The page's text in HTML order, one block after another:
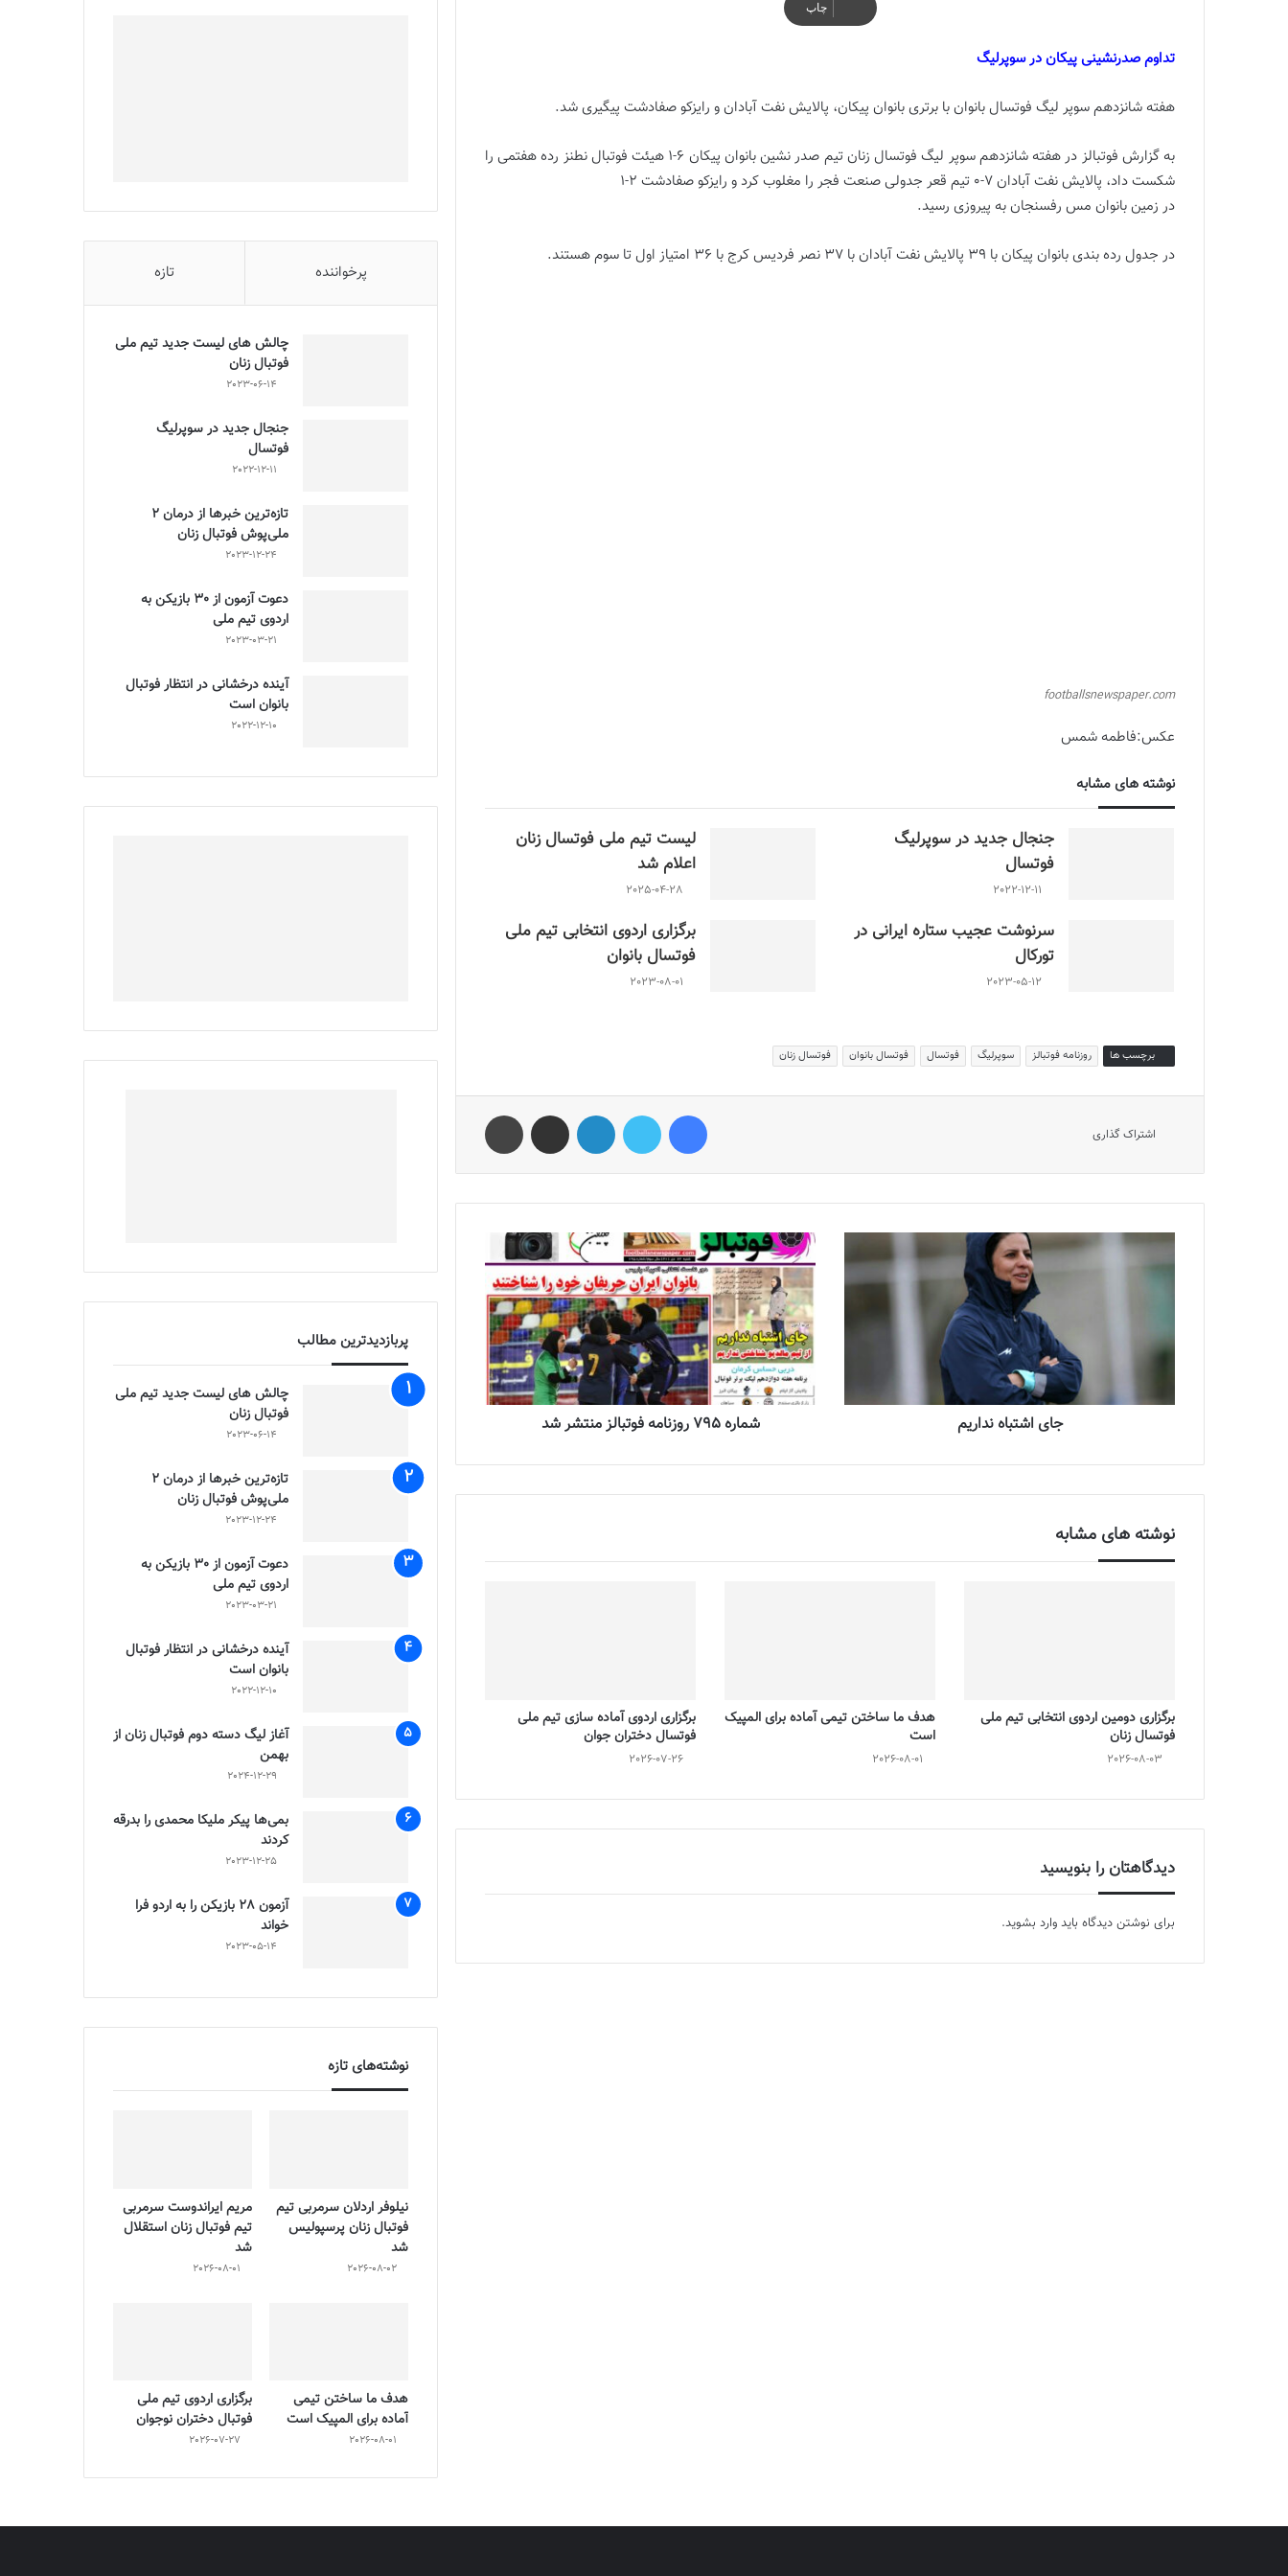
چاپ
تداوم صدرنشینی پیکان در سوپرلیگ
هفته شانزدهم سوپر لیگ فوتسال بانوان با برتری بانوان پیکان، پالایش نفت آبادان و رایزکو صفادشت پیگیری شد.
به گزارش فوتبالز در هفته شانزدهم سوپر لیگ فوتسال زنان تیم صدر نشین بانوان پیکان ۶-۱ هیئت فوتبال نطنز رده هفتمی را
شکست داد، پالایش نفت آبادان ۷-۰ تیم قعر جدولی صنعت فجر را مغلوب کرد و رایزکو صفادشت ۲-۱
در زمین بانوان مس رفسنجان به پیروزی رسید.
در جدول رده بندی بانوان پیکان با ۳۹ پالایش نفت آبادان با ۳۷ نصر فردیس کرج با ۳6 امتیاز اول تا سوم هستند.
footballsnewspaper.com
عکس:فاطمه شمس
نوشته های مشابه
جنجال جدید در سوپرلیگ
فوتسال
2022-12-11
لیست تیم ملی فوتسال زنان
اعلام شد
2025-04-28
سرنوشت عجیب ستاره ایرانی در
تورکال
2023-05-12
برگزاری اردوی انتخابی تیم ملی
فوتسال بانوان
2023-08-01
برچسب ها روزنامه فوتبالز سوپرلیگ فوتسال فوتسال بانوان فوتسال زنان
اشتراک گذاری
جای اشتباه نداریم شماره 795 روزنامه فوتبالز منتشر شد
نوشته های مشابه
برگزاری دومین اردوی انتخابی تیم ملی
فوتسال زنان
2026-08-03
هدف ما ساختن تیمی آماده برای المپیک
است
2026-08-01
برگزاری اردوی آماده سازی تیم ملی
فوتسال دختران جوان
2026-07-26
دیدگاهتان را بنویسید
برای نوشتن دیدگاه باید وارد بشوید.
پرخواننده تازه
چالش هاى ليست جدید تيم ملى
فوتبال زنان
2023-06-14
جنجال جدید در سوپرلیگ
فوتسال
2022-12-11
تازه‌ترین خبرها از درمان ۲
ملی‌پوش فوتبال زنان
2023-12-24
دعوت آزمون از 30 بازیکن به
اردوی تیم ملی
2023-03-21
آینده درخشانی در انتظار فوتبال
بانوان است
2022-12-10
پربازدیدترین مطالب
چالش هاى ليست جدید تيم ملى
فوتبال زنان
2023-06-14
تازه‌ترین خبرها از درمان ۲
ملی‌پوش فوتبال زنان
2023-12-24
دعوت آزمون از 30 بازیکن به
اردوی تیم ملی
2023-03-21
آینده درخشانی در انتظار فوتبال
بانوان است
2022-12-10
آغاز لیگ دسته دوم فوتبال زنان از
بهمن
2024-12-29
بمی‌ها پیکر ملیکا محمدی را بدرقه
کردند
2023-12-25
آزمون 28 بازیکن را به اردو فرا
خواند
2023-05-14
نوشته‌های تازه
نیلوفر اردلان سرمربی تیم
فوتبال زنان پرسپولیس
شد
2026-08-02
مریم ایراندوست سرمربی
تیم فوتبال زنان استقلال
شد
2026-08-01
هدف ما ساختن تیمی
آماده برای المپیک است
2026-08-01
برگزاری اردوی تیم ملی
فوتبال دختران نوجوان
2026-07-27